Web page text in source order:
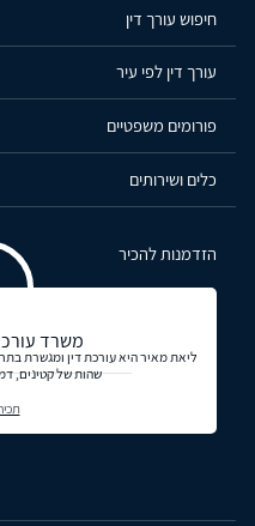
חיפוש עורך דין
עורך דין לפי עיר
פורומים משפטיים
כלים ושירותים
הזדמנות להכיר
משרד
ליאת מאיר היא עורכת דין ומגשרת
שהות של קטינים,